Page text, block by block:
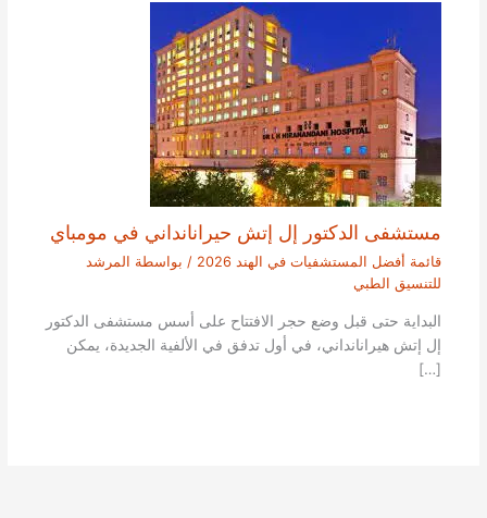
مستشفى الدكتور إل إتش حيرانانداني في مومباي
قائمة أفضل المستشفيات في الهند 2026 / بواسطة المرشد
للتنسيق الطبي
البداية حتى قبل وضع حجر الافتتاح على أسس مستشفى الدكتور
إل إتش هيرانانداني، في أول تدفق في الألفية الجديدة، يمكن
[…]